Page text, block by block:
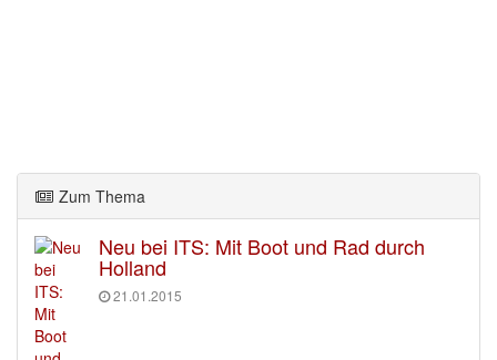
Zum Thema
Neu bei ITS: Mit Boot und Rad durch
Holland
21.01.2015